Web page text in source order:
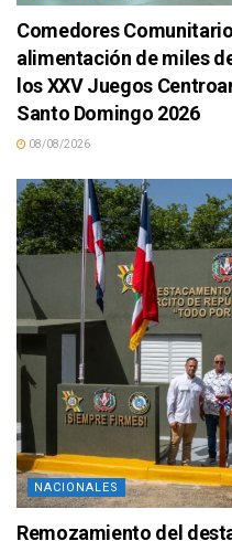
Comedores
alimentación de miles
los XXV Juegos
Santo Domingo 2026
08/08/2026
NACIONALES
Remozamiento del